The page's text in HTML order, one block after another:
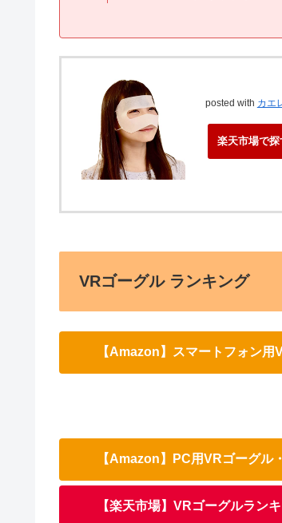
posted with カエ
楽天市場で探
VRゴーグル ランキング
【Amazon】スマートフォン
【Amazon】PC用VRゴーグル
【楽天市場】VRゴーグルラン